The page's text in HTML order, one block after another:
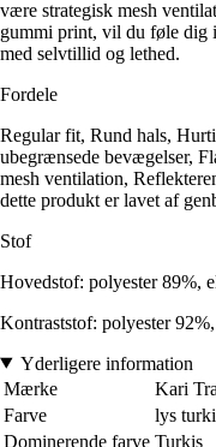
være strategisk mesh
gummi print, vil du føle dig
med selvtillid og lethed.
Fordele
Regular fit, Rund hals,
ubegrænsede bevægelser,
mesh ventilation,
dette produkt er lavet af
Stof
Hovedstof: polyester 89%,
Kontraststof: polyester
Yderligere information
Mærke
Kari
Farve
lys
Dominerende farve Turkis